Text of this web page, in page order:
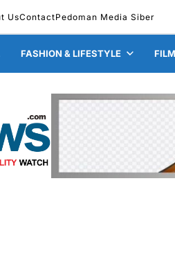
UsContactPedoman Media Siber
FASHION & LIFESTYLE